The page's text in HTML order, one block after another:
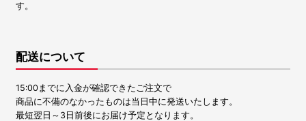
す。
配送について
15:00までに入金が確認できたご注文で
商品に不備のなかったものは当日中に発送いたします。
最短翌日～3日前後にお届け予定となります。